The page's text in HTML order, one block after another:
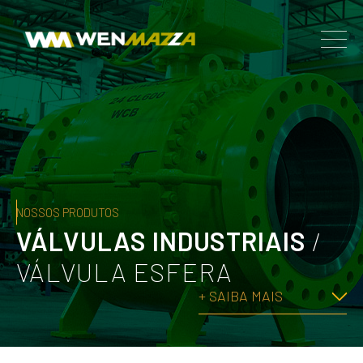
NOSSOS PRODUTOS
VÁLVULAS INDUSTRIAIS/
VÁLVULA ESFERA
+ SAIBA MAIS